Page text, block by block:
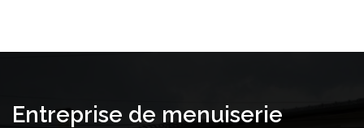
Entreprise de menuiserie